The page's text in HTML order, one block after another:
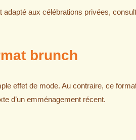
aux célébrations privées,
brunch
effet de mode. Au contraire, ce
d’un emménagement récent.